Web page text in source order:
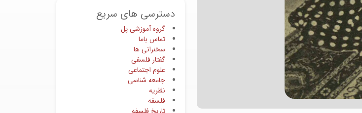
دسترسی های سریع
گروه آموزشی پل
تماس باما
سخنرانی ها
گفتار فلسفی
علوم اجتماعی
جامعه شناسی
نظریه
فلسفه
تاریخ فلسفه